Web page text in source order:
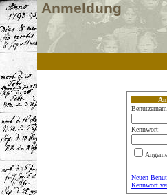
Anmeldung
Kennwort:
Neuen
Kennwort